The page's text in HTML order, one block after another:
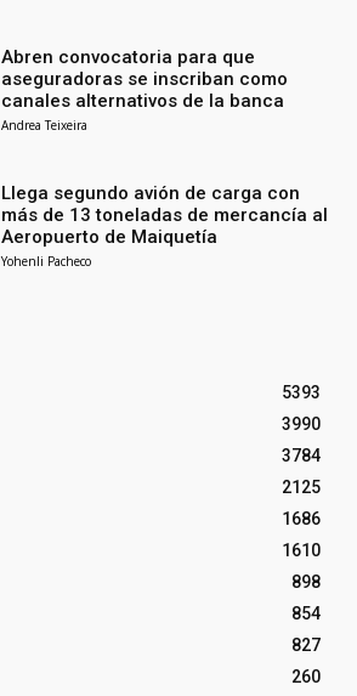
Abren convocatoria para que
aseguradoras se inscriban como
canales alternativos de la banca
Andrea Teixeira
Llega segundo avión de carga con
más de 13 toneladas de mercancía al
Aeropuerto de Maiquetía
Yohenli Pacheco
5393
3990
3784
2125
1686
1610
898
854
827
260